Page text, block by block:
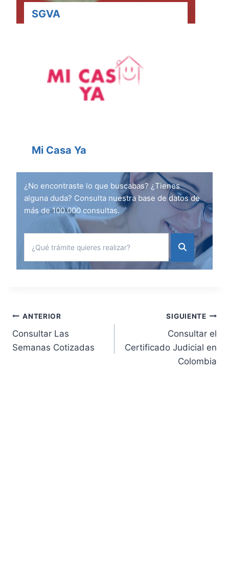
SGVA
Mi Casa Ya
¿No encontraste lo que buscabas? ¿Tienes
alguna duda? Consulta nuestra base de datos de
más de 100.000 consultas.
Navegación
de
ANTERIOR
Consultar Las
Semanas Cotizadas
SIGUIENTE
Consultar el
Certificado Judicial en
Colombia